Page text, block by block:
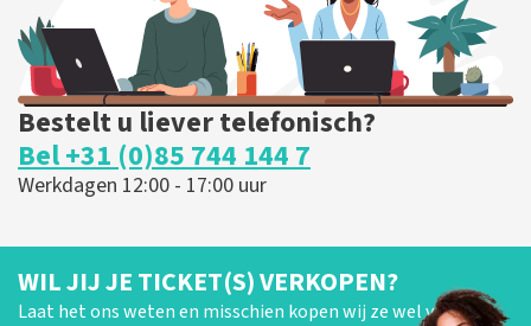
Bestelt u liever telefonisch?
Bel +31 (0)85 744 144 7
Werkdagen 12:00 - 17:00 uur
WIL JIJ JE TICKET(S) VERKOPEN?
Laat het ons weten en misschien kopen wij ze wel van je!